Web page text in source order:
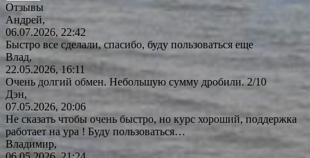
Отзывы
Андрей,
06.07.2026, 22:42
Быстро все сделали, спасибо, буду пользоваться еще
Влад,
22.05.2026, 16:11
Очень долгий обмен. Небольшую сумму дробили. 2/10
Дэн,
07.05.2026, 20:06
Не сказать чтобы очень быстро, но курс хороший, поддержка
работает на ура ! Буду пользоваться…
Владимир,